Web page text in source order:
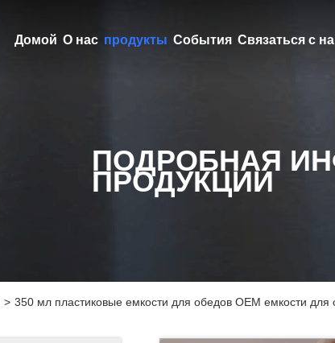
Домой О нас продукты События Связаться с
ПОДРОБНАЯ
ПРОДУКЦИИ
> 350 мл пластиковые емкости для обедов OEM емкости